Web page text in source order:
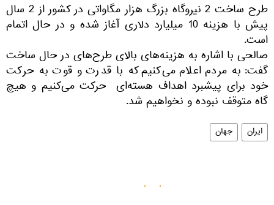
طرح ساخت 2 نیروگاه بزرگ هزار مگاواتی در کشور از 2 سال
پیش با هزینه 10 میلیارد دلاری آغاز شده و در حال اتمام
است.
صالحی با اشاره به هزینه‌های بالای طرح‌های در حال ساخت
گفت: به مردم اعلام می‌کنیم که با قدرت و قوت به حرکت
خود برای پیشبرد اهداف هسته‌ای حرکت می‌کنیم و هیچ
گاه متوقف نبوده و نخواهیم شد.
ایران جهان